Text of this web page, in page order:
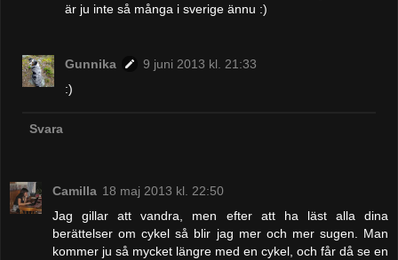
är ju inte så många i sverige ännu :)
Gunnika
9 juni 2013 kl. 21:33
:)
Svara
Camilla 18 maj 2013 kl. 22:50
Jag gillar att vandra, men efter att ha läst alla dina
berättelser om cykel så blir jag mer och mer sugen. Man
kommer ju så mycket längre med en cykel, och får då se en